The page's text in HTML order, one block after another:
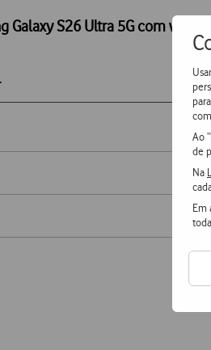
Ao
de
Na
Em
Galaxy S26 Ultra 5G com watch